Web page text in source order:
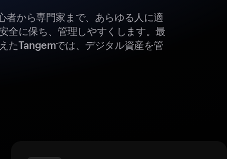
者から専門家まで、あらゆる人に適
全に保ち、管理しやすくします。最
たTangemでは、デジタル資産を管